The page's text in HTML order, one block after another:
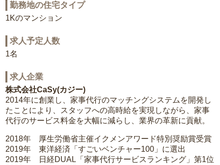
勤務地の住宅タイプ
1Kのマンション
求人予定人数
1名
求人企業
株式会社CaSy(カジー)
2014年に創業し、家事代行のマッチングシステムを開発し
たことにより、スタッフへの高時給を実現しながら、家事
代行のサービス料金を大幅に減らし、業界の革新に貢献。
2018年 厚生労働省主催イクメンアワード特別奨励賞受賞
2019年 東洋経済「すごいベンチャー100」に選出
2019年 日経DUAL「家事代行サービスランキング」第1位